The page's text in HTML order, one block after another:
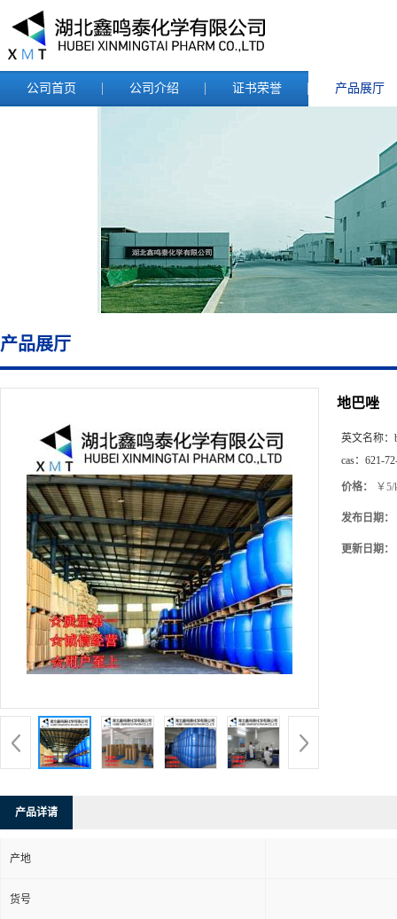
公司首页 公司介绍 证书荣誉 产品展厅
产品展厅
地巴唑
英文名称：
cas： 621-
价格： ￥5/
发布日期：
更新日期：
产品详请
产地
货号